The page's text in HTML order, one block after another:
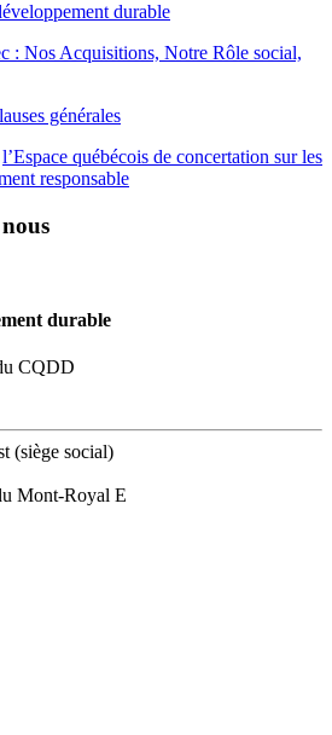
durable
: Nos Acquisitions, Notre Rôle social,
générales
l’Espace québécois de concertation sur les
responsable
durable
CQDD
(siège social)
Mont-Royal E